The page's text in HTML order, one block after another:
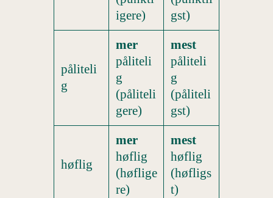
igere)
gst)
påliteli
g
mer
påliteli
g
(påliteli
gere)
mest
påliteli
g
(påliteli
gst)
høflig
mer
høflig
(høflige
re)
mest
høflig
(høfligs
t)